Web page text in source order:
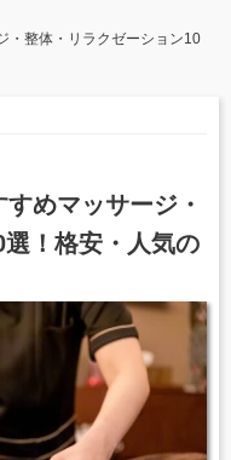
・整体・リラクゼーション10
すめマッサージ・
！格安・人気の